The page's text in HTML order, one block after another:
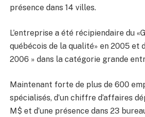
présence dans 14 villes.
L’entreprise a été récipiendaire du
québécois de la qualité» en 2005 et
2006 » dans la catégorie grande
Maintenant forte de plus de 600
spécialisés, d’un chiffre d’affaires
M$ et d’une présence dans 23